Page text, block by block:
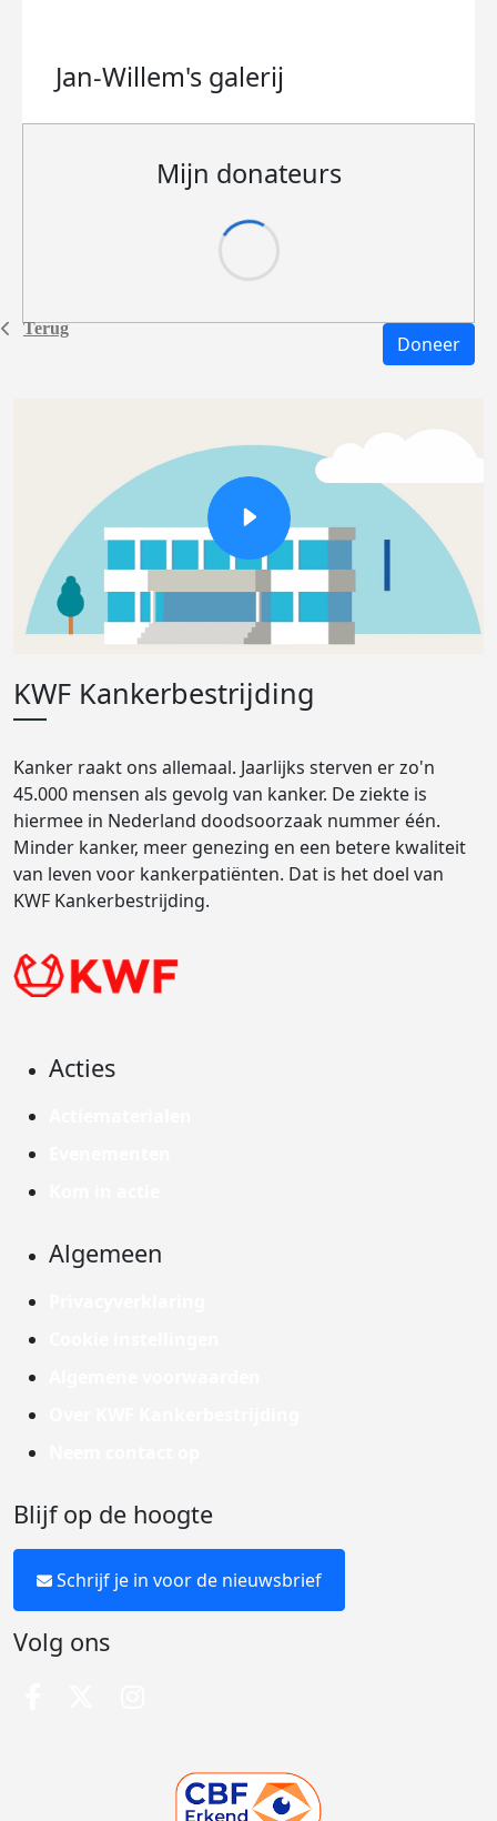
Terug
Jan-Willem's galerij
Mijn donateurs
Doneer
KWF Kankerbestrijding
Kanker raakt ons allemaal. Jaarlijks sterven er zo'n
45.000 mensen als gevolg van kanker. De ziekte is
hiermee in Nederland doodsoorzaak nummer één.
Minder kanker, meer genezing en een betere kwaliteit
van leven voor kankerpatiënten. Dat is het doel van
KWF Kankerbestrijding.
Acties
Algemeen
Blijf op de hoogte
Schrijf je in voor de nieuwsbrief
Volg ons